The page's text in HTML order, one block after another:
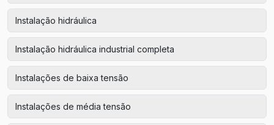
Instalação hidráulica
Instalação hidráulica industrial completa
Instalações de baixa tensão
Instalações de média tensão